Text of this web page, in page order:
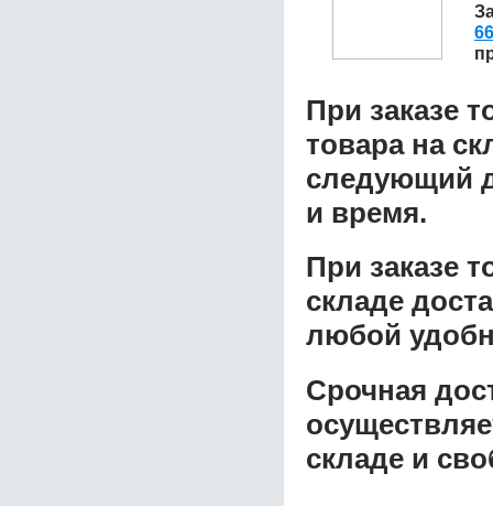
66
При заказе
товара на
следующий
и время.
При заказе
складе
любой
Срочная
складе и